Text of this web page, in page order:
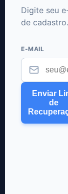
Digite seu
de cadastro.
E-MAIL
Enviar
de